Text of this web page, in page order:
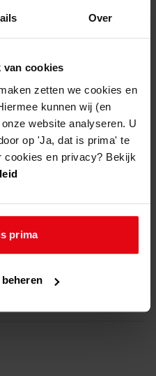
Over
van cookies
zetten we cookies en
kunnen wij (en
website analyseren. U
op 'Ja, dat is prima' te
cookies en privacy? Bekijk
prima
Archief: van
van 10:00 tot 17:00.
11 jul -
10:00-17:00
Westfries Archief
Blauwe Berg 5c, 1625 NT
Hoorn